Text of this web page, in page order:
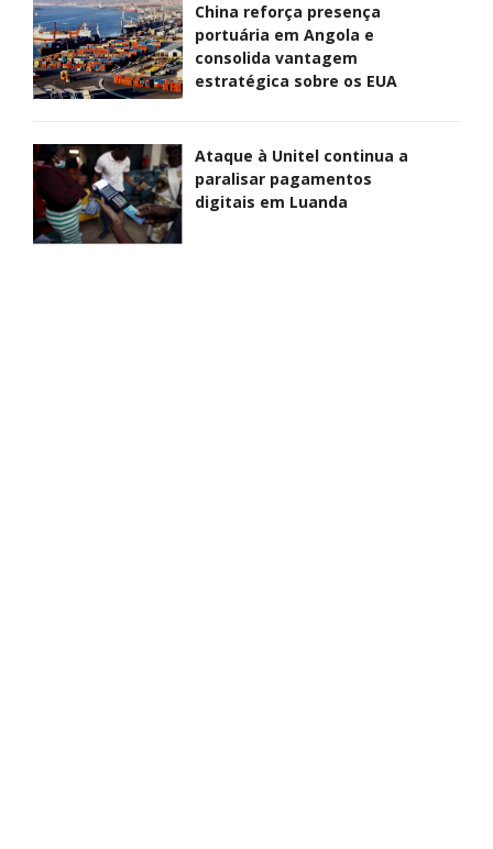
China reforça presença
portuária em Angola e
consolida vantagem
estratégica sobre os EUA
Ataque à Unitel continua a
paralisar pagamentos
digitais em Luanda